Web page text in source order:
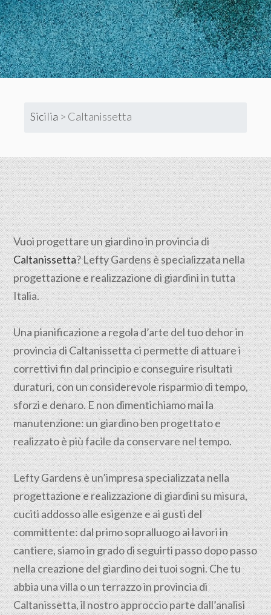
Sicilia > Caltanissetta
Vuoi progettare un giardino in provincia di
Caltanissetta? Lefty Gardens è specializzata nella
progettazione e realizzazione di giardini in tutta
Italia.
Una pianificazione a regola d’arte del tuo dehor in
provincia diCaltanissettaci permette di attuare i
correttivi fin dal principio e conseguire risultati
duraturi, con un considerevole risparmio di tempo,
sforzi e denaro. E non dimentichiamo mai la
manutenzione: un giardino ben progettato e
realizzato è più facile da conservare nel tempo.
Lefty Gardens è un’impresa specializzata nella
progettazionee realizzazione di giardini su misura,
cuciti addosso alle esigenze e ai gusti del
committente: dal primo sopralluogo ai lavori in
cantiere, siamo in grado di seguirti passo dopo passo
nella creazione del giardino dei tuoi sogni. Che tu
abbia una villa o un terrazzo in provincia di
Caltanissetta, il nostro approccio parte dall’analisi